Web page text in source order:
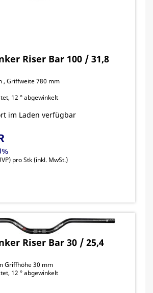
Riser Bar 100 / 31,8
, Griffweite 780 mm
12 ° abgewinkelt
im Laden verfügbar
) pro Stk (inkl. MwSt.)
Riser Bar 30 / 25,4
Griffhöhe 30 mm
12 ° abgewinkelt